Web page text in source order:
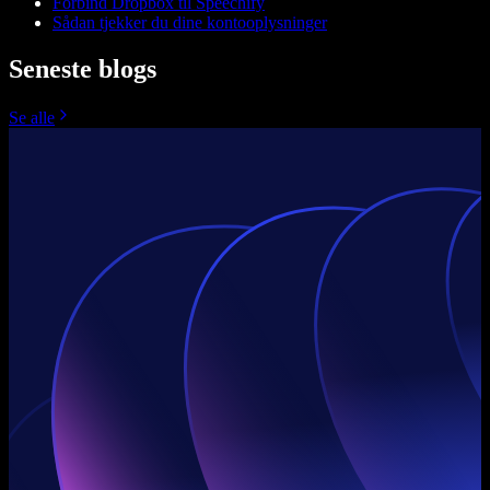
Sådan tjekker du dine kontooplysninger
Seneste blogs
Se alle